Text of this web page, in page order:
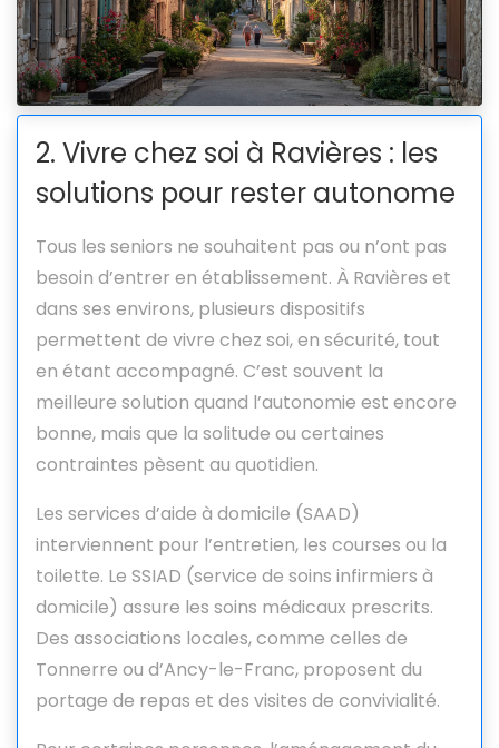
2. Vivre chez soi à Ravières : les
solutions pour rester autonome
Tous les seniors ne souhaitent pas ou n’ont pas
besoin d’entrer en établissement. À Ravières et
dans ses environs, plusieurs dispositifs
permettent de vivre chez soi, en sécurité, tout
en étant accompagné. C’est souvent la
meilleure solution quand l’autonomie est encore
bonne, mais que la solitude ou certaines
contraintes pèsent au quotidien.
Les services d’aide à domicile (SAAD)
interviennent pour l’entretien, les courses ou la
toilette. Le SSIAD (service de soins infirmiers à
domicile) assure les soins médicaux prescrits.
Des associations locales, comme celles de
Tonnerre ou d’Ancy-le-Franc, proposent du
portage de repas et des visites de convivialité.